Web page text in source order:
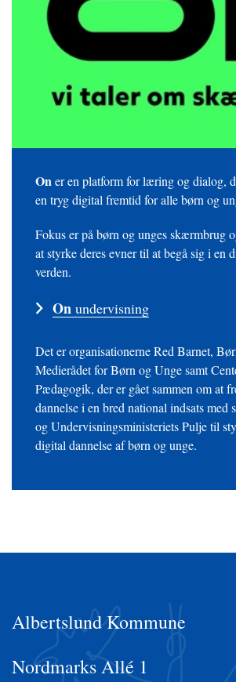
Oner en platform for læring og dialog,
en tryg digital fremtid for alle børn og
Fokus er på børn og unges skærmbrug
at styrke deres evner til at begå sig i en
verden.
On undervisning
Det er organisationerne Red Barnet,
Medierådet for Børn og Unge samt
Pædagogik, der er gået sammen om at
dannelse i en bred national indsats med
og Undervisningsministeriets Pulje til
digital dannelse af børn og unge.
Albertslund Kommune
Nordmarks Allé 1